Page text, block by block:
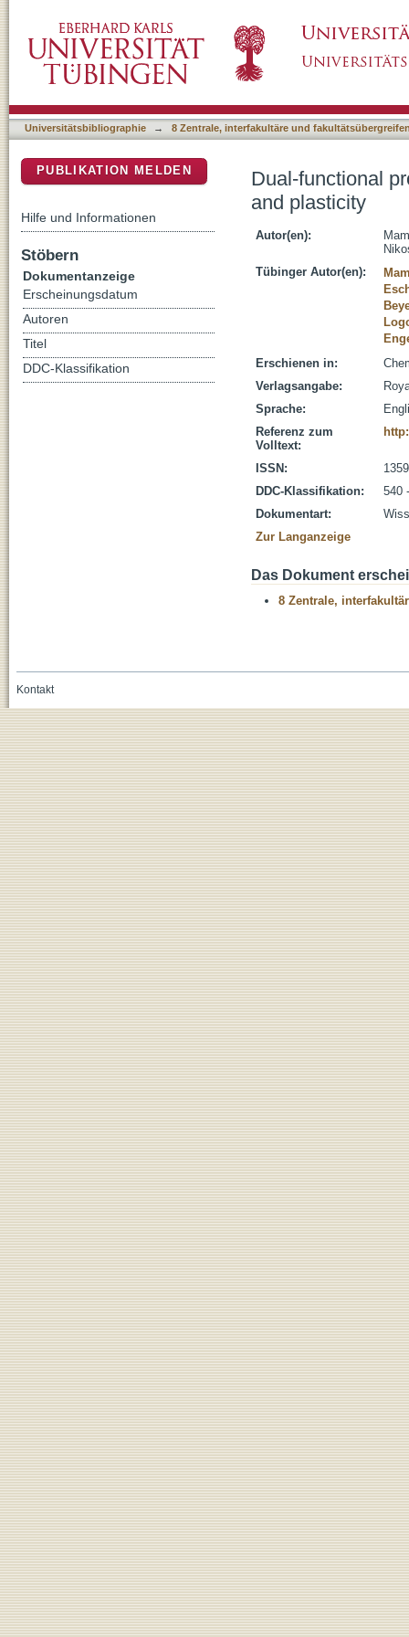
Universitätsbibliographie → 8 Zentrale, interfakultäre und
Dual-functional
and plasticity
Autor(en):
Tübinger Autor(en):
Erschienen in:
Verlagsangabe:
Sprache:
Referenz zum
Volltext:
ISSN:
DDC-Klassifikation:
540
Dokumentart:
Zur Langanzeige
Das Dokument
8 Zentrale,
PUBLIKATION MELDEN
Hilfe und Informationen
Stöbern
Dokumentanzeige
Erscheinungsdatum
Autoren
Titel
DDC-Klassifikation
Kontakt